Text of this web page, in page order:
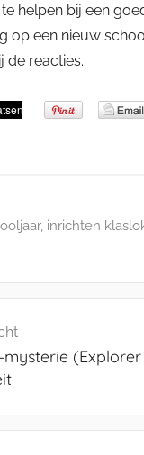
helpen bij een
op een nieuw
de reacties.
, inrichten